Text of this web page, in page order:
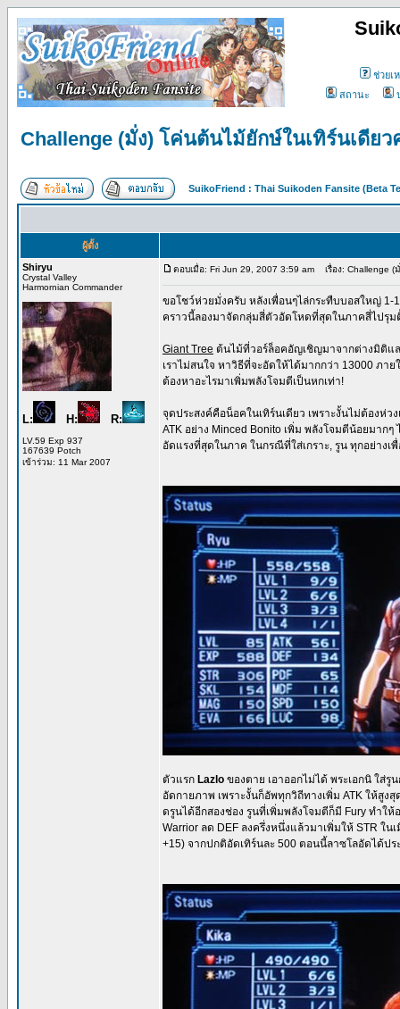
ช่วยเ
สถานะ
Challenge (มั่ง) โค่นต้นไม้ยักษ์ในเทิร์นเดียว
SuikoFriend : Thai Suikoden Fansite (Beta
ผู้ตั้ง
Shiryu
Crystal Valley
Harmornian Commander
L: H: R:
LV.59 Exp 937
167639 Potch
เข้าร่วม: 11 Mar 2007
ตอบเมื่อ: Fri Jun 29, 2007 3:59 am เรื่อง: Challenge (
ขอโชว์ห่วยมั่งครับ หลังเพื่อนๆไล่กระทืบบอสใหญ่ 1-
คราวนี้ลองมาจัดกลุ่มสี่ตัวอัดโหดที่สุดในภาคสี่ไปรุ
Giant Tree ต้นไม้ที่วอร์ล็อคอัญเชิญมาจากต่างมิติแ
เราไม่สนใจ หาวิธีที่จะอัดให้ได้มากกว่า 13000 ภา
ต้องหาอะไรมาเพิ่มพลังโจมตีเป็นหกเท่า!
จุดประสงค์คือน็อคในเทิร์นเดียว เพราะงั้นไม่ต้องห่ว
ATK อย่าง Minced Bonito เพิ่ม พลังโจมตีน้อยมาก
อัดแรงที่สุดในภาค ในกรณีที่ใส่เกราะ, รูน ทุกอย่างเ
ตัวแรก Lazlo ของตาย เอาออกไม่ได้ พระเอกนิ ใส่รู
อัดกายภาพ เพราะงั้นก็อัพทุกวิถีทางเพิ่ม ATK ให้สูง
ดรูนได้อีกสองช่อง รูนที่เพิ่มพลังโจมตีก็มี Fury ทำให้
Warrior ลด DEF ลงครึ่งหนึ่งแล้วมาเพิ่มให้ STR ใ
+15) จากปกติอัดเทิร์นละ 500 ตอนนี้ลาซโลอัดได้ป